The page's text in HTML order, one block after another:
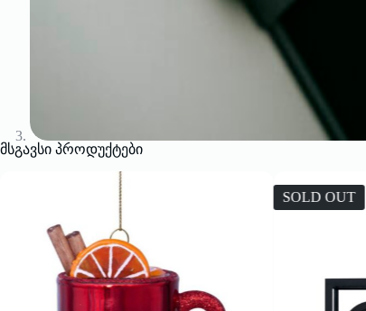
მსგავსი პროდუქტები
SOLD OUT